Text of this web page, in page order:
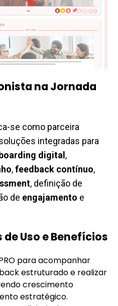
na Jornada
se como parceira
integradas para
digital ,
,feedback contínuo,
, definição de
de engajamento e
Uso e Benefícios
para acompanhar
estruturado e realizar
crescimento
estratégico.